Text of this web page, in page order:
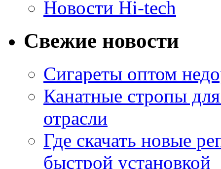
Новости Hi-tech
Свежие новости
Сигареты оптом
Канатные стропы
отрасли
Где скачать новые
быстрой установкой